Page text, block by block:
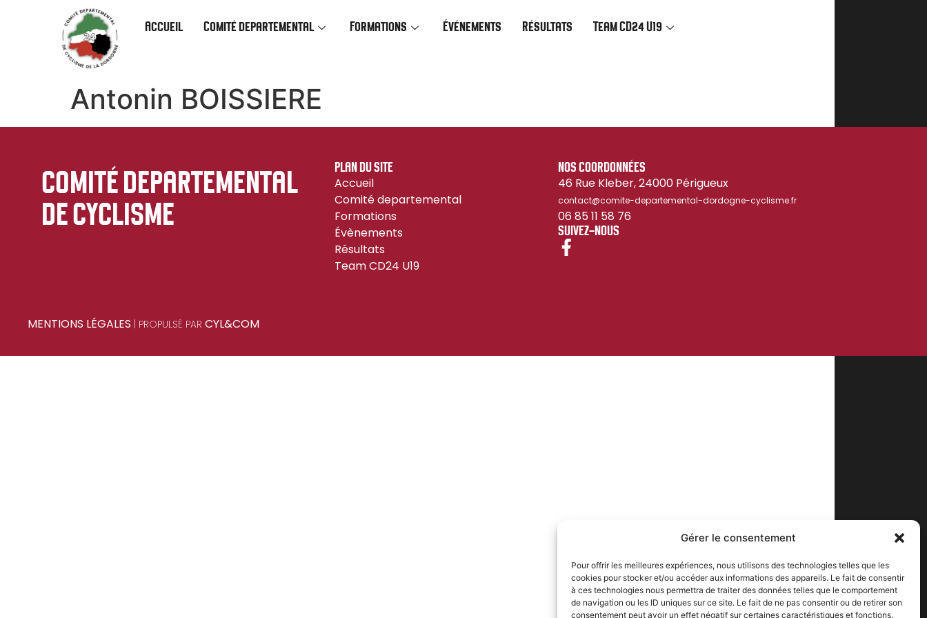
Gérer le consentement
Pour offrir les meilleures expériences, nous utilisons des technologies telles que les
cookies pour stocker et/ou accéder aux informations des appareils. Le fait de consentir
à ces technologies nous permettra de traiter des données telles que le comportement
de navigation ou les ID uniques sur ce site. Le fait de ne pas consentir ou de retirer son
consentement peut avoir un effet négatif sur certaines caractéristiques et fonctions.
Accueil Comité departemental Formations Événements Résultats Team CD24 U19
Antonin BOISSIERE
COMITÉ DEPARTEMENTAL
DE CYCLISME
PLAN DU SITE
Accueil
Comité departemental
Formations
Évènements
Résultats
Team CD24 U19
NOS COORDONNÉES
46 Rue Kleber, 24000 Périgueux
contact@comite-departemental-dordogne-cyclisme.fr
06 85 11 58 76
SUIVEZ-NOUS
MENTIONS LÉGALES | PROPULSÉ PAR CYL&COM